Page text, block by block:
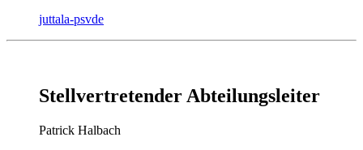
juttala-psvde
Stellvertretender Abteilungsleiter
Patrick Halbach